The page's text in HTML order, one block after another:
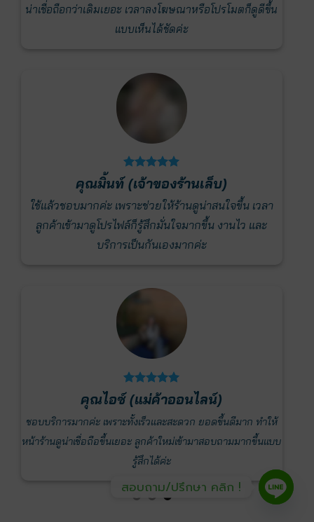
น่าเชื่อถือกว่าเดิมเยอะ เวลาลงโฆษณาหรือโปรโมตก็ดูดีขึ้น
แบบเห็นได้ชัดค่ะ
คุณมิ้นท์ (เจ้าของร้านเล็บ)
ใช้แล้วชอบมากค่ะ เพราะช่วยให้ร้านดูน่าสนใจขึ้น เวลา
ลูกค้าเข้ามาดูโปรไฟล์ก็รู้สึกมั่นใจมากขึ้น งานไว และ
บริการเป็นกันเองมากค่ะ
คุณไอซ์ (แม่ค้าออนไลน์)
ชอบบริการมากค่ะ เพราะทั้งเร็วและสะดวก ยอดขึ้นดีมาก ทำให้
หน้าร้านดูน่าเชื่อถือขึ้นเยอะ ลูกค้าใหม่เข้ามาสอบถามมากขึ้นแบบ
รู้สึกได้ค่ะ
สอบถาม/ปรึกษา คลิก !